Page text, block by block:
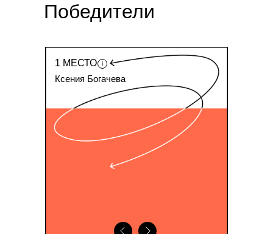
Победители
1 МЕСТО
Ксения Богачева